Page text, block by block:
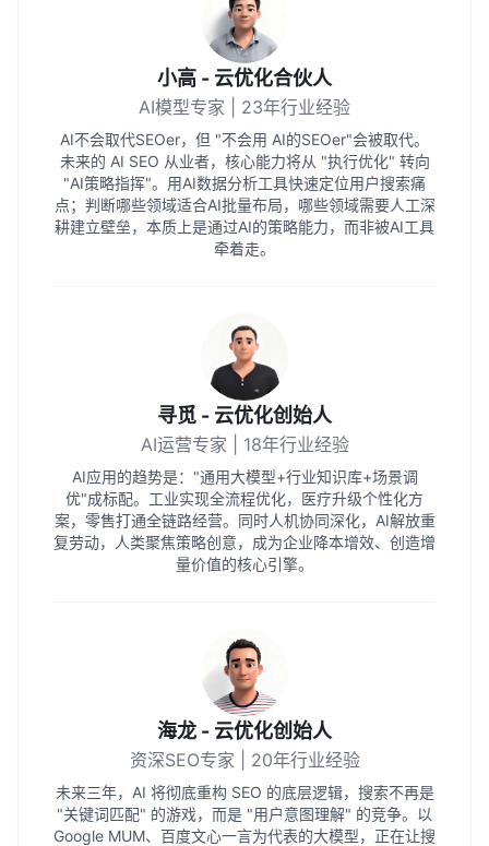
小高 - 云优化合伙人
AI模型专家 | 23年行业经验
AI不会取代SEOer，但 "不会用 AI的SEOer"会被取代。
未来的 AI SEO 从业者，核心能力将从 "执行优化" 转向
"AI策略指挥"。用AI数据分析工具快速定位用户搜索痛
点；判断哪些领域适合AI批量布局，哪些领域需要人工深
耕建立壁垒，本质上是通过AI的策略能力，而非被AI工具
牵着走。
寻觅 - 云优化创始人
AI运营专家 | 18年行业经验
AI应用的趋势是："通用大模型+行业知识库+场景调
优"成标配。工业实现全流程优化，医疗升级个性化方
案，零售打通全链路经营。同时人机协同深化，AI解放重
复劳动，人类聚焦策略创意，成为企业降本增效、创造增
量价值的核心引擎。
海龙 - 云优化创始人
资深SEO专家 | 20年行业经验
未来三年，AI 将彻底重构 SEO 的底层逻辑，搜索不再是
"关键词匹配" 的游戏，而是 "用户意图理解" 的竞争。以
Google MUM、百度文心一言为代表的大模型，正在让搜